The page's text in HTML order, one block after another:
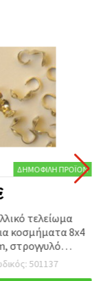
ΔΗΜΟΦΙΛΉ ΠΡΟΪΌΝ
τελείωμα
κοσμήματα 8x4
στρογγυλό
με σπαστό
ασημί - 50 τεμ.
501137